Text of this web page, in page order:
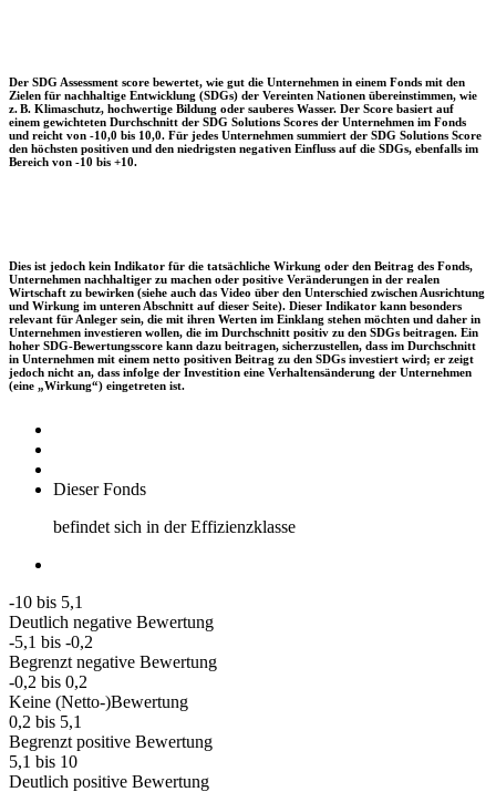
Der SDG Assessment score bewertet, wie gut die Unternehmen in einem Fonds mit den
Zielen für nachhaltige Entwicklung (SDGs) der Vereinten Nationen übereinstimmen, wie
z. B. Klimaschutz, hochwertige Bildung oder sauberes Wasser. Der Score basiert auf
einem gewichteten Durchschnitt der SDG Solutions Scores der Unternehmen im Fonds
und reicht von -10,0 bis 10,0. Für jedes Unternehmen summiert der SDG Solutions Score
den höchsten positiven und den niedrigsten negativen Einfluss auf die SDGs, ebenfalls im
Bereich von -10 bis +10.
Dies ist jedoch kein Indikator für die tatsächliche Wirkung oder den Beitrag des Fonds,
Unternehmen nachhaltiger zu machen oder positive Veränderungen in der realen
Wirtschaft zu bewirken (siehe auch das Video über den Unterschied zwischen Ausrichtung
und Wirkung im unteren Abschnitt auf dieser Seite). Dieser Indikator kann besonders
relevant für Anleger sein, die mit ihren Werten im Einklang stehen möchten und daher in
Unternehmen investieren wollen, die im Durchschnitt positiv zu den SDGs beitragen. Ein
hoher SDG-Bewertungsscore kann dazu beitragen, sicherzustellen, dass im Durchschnitt
in Unternehmen mit einem netto positiven Beitrag zu den SDGs investiert wird; er zeigt
jedoch nicht an, dass infolge der Investition eine Verhaltensänderung der Unternehmen
(eine „Wirkung“) eingetreten ist.
Dieser Fonds
befindet sich in der Effizienzklasse
-10 bis 5,1
Deutlich negative Bewertung
-5,1 bis -0,2
Begrenzt negative Bewertung
-0,2 bis 0,2
Keine (Netto-)Bewertung
0,2 bis 5,1
Begrenzt positive Bewertung
5,1 bis 10
Deutlich positive Bewertung